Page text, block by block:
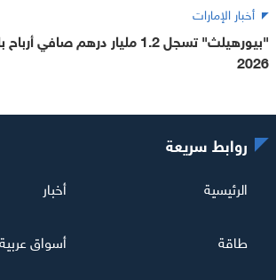
أخبار الإمارات
"بيورهيلث" تسجل 1.2 مليار درهم
2026
روابط سريعة
الرئيسية أخبار
طاقة أسواق عربية